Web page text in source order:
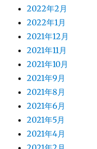
2022年2月
2022年1月
2021年12月
2021年11月
2021年10月
2021年9月
2021年8月
2021年6月
2021年5月
2021年4月